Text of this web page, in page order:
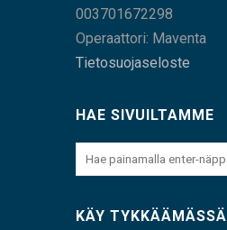
003701672298
Operaattori: Maventa
Tietosuojaseloste
HAE SIVUILTAMME
KÄY TYKKÄÄMÄSSÄ